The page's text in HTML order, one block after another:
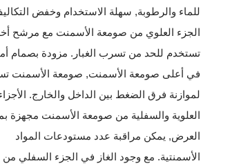
للماء والرطوبة, سهلة الاستخدام وخفض
الجزء العلوي من صومعة الأسمنت مع مرشح
تستخدم للحد من تسرب الغبار. مزودة بصمام
في أعلى صومعة الأسمنت, صومعة الأسمنت
لموازنة فرق الضغط بين الداخل والخارج.
العلوية والسفلية من صومعة الأسمنت مجهزة
العرض, يمكن مراقبة عدد مستودعات المواد
الأسمنتية. مع وجود الغاز في الجزء السفلي من